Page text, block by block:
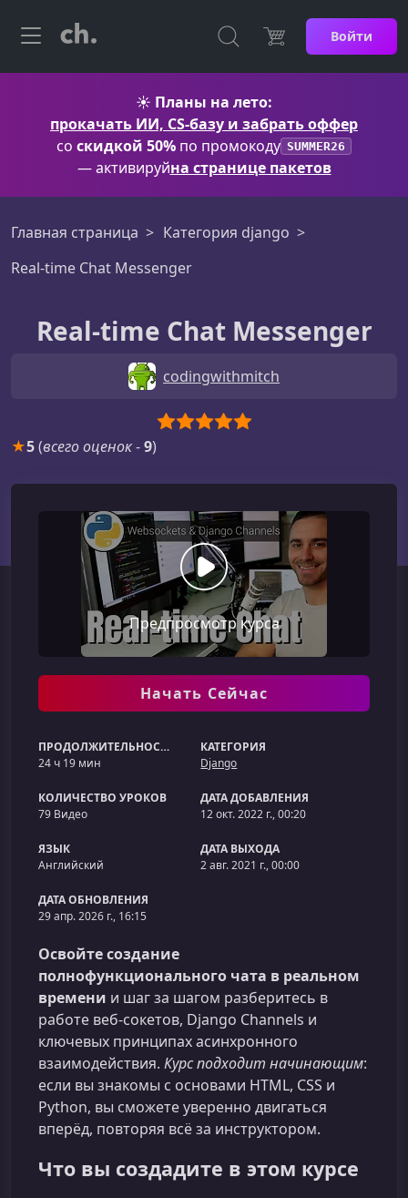
Войти
☀️ Планы на лето:
прокачать ИИ, CS-базу и забрать оффер
со скидкой 50% по промокоду SUMMER26
— активируйна странице пакетов
Главная страница
Категория django
Real-time Chat Messenger
Real-time Chat Messenger
codingwithmitch
★5(всего оценок-9)
Предпросмотр курса
Начать Сейчас
ПРОДОЛЖИТЕЛЬНОСТЬ
24 ч 19 мин
КАТЕГОРИЯ
Django
КОЛИЧЕСТВО УРОКОВ
79 Видео
ДАТА ДОБАВЛЕНИЯ
12 окт. 2022 г., 00:20
ЯЗЫК
Английский
ДАТА ВЫХОДА
2 авг. 2021 г., 00:00
ДАТА ОБНОВЛЕНИЯ
29 апр. 2026 г., 16:15
Освойте создание
полнофункционального чата в реальном
времени и шаг за шагом разберитесь в
работе веб‑сокетов, Django Channels и
ключевых принципах асинхронного
взаимодействия. Курс подходит начинающим:
если вы знакомы с основами HTML, CSS и
Python, вы сможете уверенно двигаться
вперёд, повторяя всё за инструктором.
Что вы создадите в этом курсе